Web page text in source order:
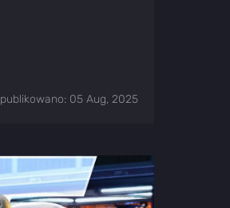
05 Aug, 2025